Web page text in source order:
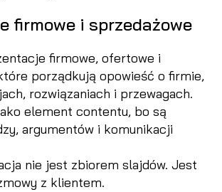
firmowe i sprzedażowe
firmowe, ofertowe i
porządkują opowieść o firmie,
rozwiązaniach i przewagach.
element contentu, bo są
argumentów i komunikacji
nie jest zbiorem slajdów. Jest
z klientem.